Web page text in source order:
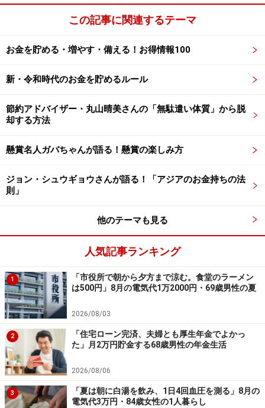
投資していたそうで、運用成績は「元本約160万円→運
用益込約226万円（運用益66万円）」と良好。
また一般NISAで「三菱UFJフィナンシャル・グループ＜
8306＞など、高配当の日本株をいくつか」買っていて、
60万円→運用益込90万円」の成果があったと説明してい
ます。
「長期、分散、低コストで誰でも資産が作
れる」
特定口座などNISA口座以外での投資戦略としては、「今
年はデイトレも含めて株式投資にどんどんチャレンジし
たい」と投稿者。
この記事に関連するテーマ
お金を貯める・増やす・備える！お得情報100
新・令和時代のお金を貯めるルール
節約アドバイザー・丸山晴美さんの「無駄遣い体質」から脱
却する方法
懸賞名人ガバちゃんが語る！懸賞の楽しみ方
ジョン・シュウギョウさんが語る！「アジアのお金持ちの法
則」
他のテーマも見る
人気記事ランキング
1
「市役所で朝から夕方まで涼む。食堂のラーメン
は500円」8月の電気代1万2000円・69歳男性の夏
2026/08/03
2
「住宅ローン完済、夫婦とも厚生年金でよかっ
た」月2万円貯金する68歳男性の年金生活
2026/08/06
3
「夏は朝に白湯を飲み、1日4回血圧を測る」8月の
電気代3万円・84歳女性の1人暮らし